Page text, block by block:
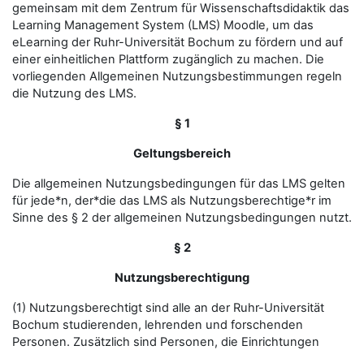
gemeinsam mit dem Zentrum für Wissenschaftsdidaktik das
Learning Management System (LMS) Moodle, um das
eLearning der Ruhr-Universität Bochum zu fördern und auf
einer einheitlichen Plattform zugänglich zu machen. Die
vorliegenden Allgemeinen Nutzungsbestimmungen regeln
die Nutzung des LMS.
§ 1
Geltungsbereich
Die allgemeinen Nutzungsbedingungen für das LMS gelten
für jede*n, der*die das LMS als Nutzungsberechtige*r im
Sinne des § 2 der allgemeinen Nutzungsbedingungen nutzt.
§ 2
Nutzungsberechtigung
(1) Nutzungsberechtigt sind alle an der Ruhr-Universität
Bochum studierenden, lehrenden und forschenden
Personen. Zusätzlich sind Personen, die Einrichtungen